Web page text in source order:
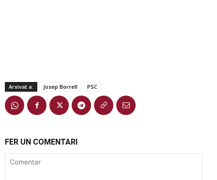
Arxivat a: Josep Borrell PSC
FER UN COMENTARI